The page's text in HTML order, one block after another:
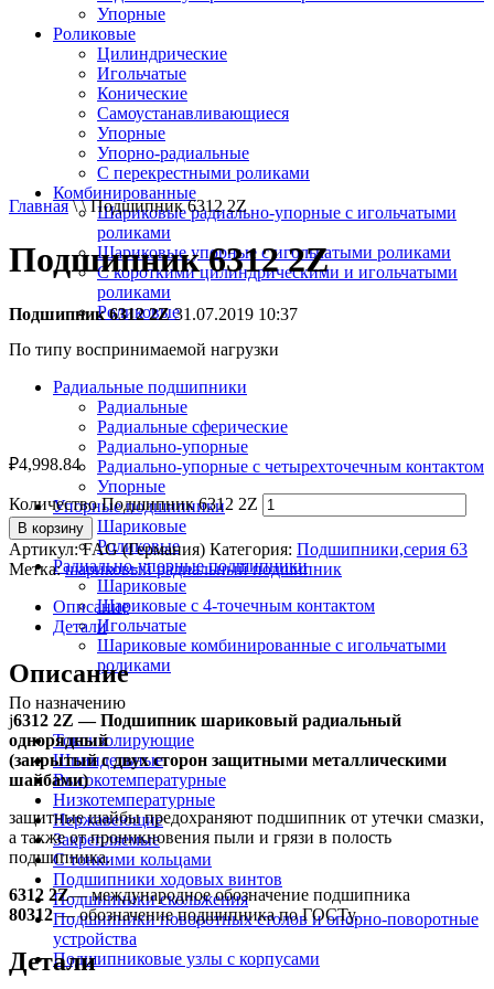
Упорные
Роликовые
Цилиндрические
Игольчатые
Конические
Самоустанавливающиеся
Упорные
Упорно-радиальные
C перекрестными роликами
Комбинированные
Шариковые радиально-упорные с игольчатыми
роликами
Шариковые упорные с игольчатыми роликами
С короткими цилиндрическими и игольчатыми
роликами
Роликовые
По типу воспринимаемой нагрузки
Радиальные подшипники
Радиальные
Радиальные сферические
Радиально-упорные
Радиально-упорные с четырехточечным контактом
Упорные
Упорные подшипники
Шариковые
Роликовые
Радиально-упорные подшипники
Шариковые
Шариковые с 4-точечным контактом
Игольчатые
Шариковые комбинированные с игольчатыми
роликами
По назначению
Токоизолирующие
Шпиндельные
Высокотемпературные
Низкотемпературные
Нержавеющие
Закрепляемые
С тонкими кольцами
Подшипники ходовых винтов
Подшипники скольжения
Подшипники поворотных столов и опорно-поворотные
устройства
Подшипниковые узлы с корпусами
Главная\ \ Подшипник 6312 2Z
Подшипник 6312 2Z
Подшипник 6312 2Z31.07.2019 10:37
₽4,998.84
Количество Подшипник 6312 2Z
В корзину
Артикул:FAG (Германия) Категория: Подшипники,серия 63
Метка:шариковый радиальный подшипник
Описание
Детали
Описание
ј6312 2Z — Подшипник шариковый радиальный
однорядный
(закрытый с двух сторон защитными металлическими
шайбами)
защитные шайбы предохраняют подшипник от утечки смазки,
а также от проникновения пыли и грязи в полость
подшипника.
6312 2Z— международное обозначение подшипника
80312— обозначение подшипника по ГОСТу.
Детали